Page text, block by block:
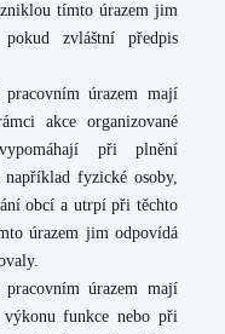
tímto úrazem jim
zvláštní předpis
úrazem mají
akce organizované
při plnění
fyzické osoby,
obcí a utrpí při těchto
úrazem jim odpovídá
úrazem mají
funkce nebo při